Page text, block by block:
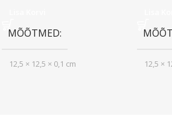
MÕÕTMED
12,5 × 12,5 × 0,1 cm 12,5 ×